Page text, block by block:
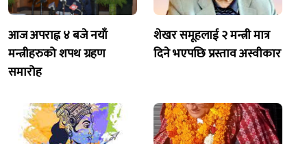
आज अपराह्न ४ बजे नयाँ
मन्त्रीहरुको शपथ ग्रहण
समारोह
शेखर समूहलाई २ मन्त्री मात्र
दिने भएपछि प्रस्ताव अस्वीकार